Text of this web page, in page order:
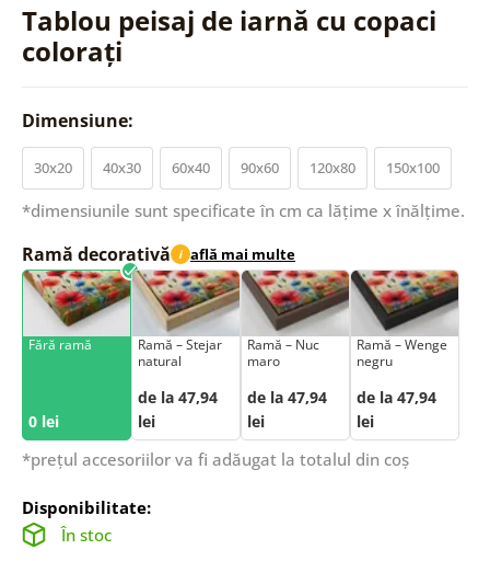
Tablou peisaj de iarnă cu copaci
colorați
Dimensiune:
30x20 40x30 60x40 90x60 120x80 150x100
*dimensiunile sunt specificate în cm ca lățime x înălțime.
Ramă decorativă i află mai multe
Fără ramă
0 lei
Ramă – Stejar
natural
de la 47,94
lei
Ramă – Nuc
maro
de la 47,94
lei
Ramă – Wenge
negru
de la 47,94
lei
*prețul accesoriilor va fi adăugat la totalul din coș
Disponibilitate:
În stoc